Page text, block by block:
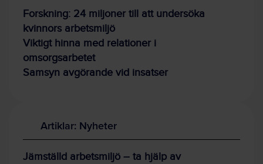
Forskning: 24 miljoner till att undersöka
kvinnors arbetsmiljö
Viktigt hinna med relationer i
omsorgsarbetet
Samsyn avgörande vid insatser
Artiklar: Nyheter
Jämställd arbetsmiljö – ta hjälp av